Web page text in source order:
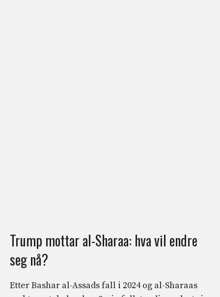
Trump mottar al-Sharaa: hva vil endre
seg nå?
Etter Bashar al-Assads fall i 2024 og al-Sharaas